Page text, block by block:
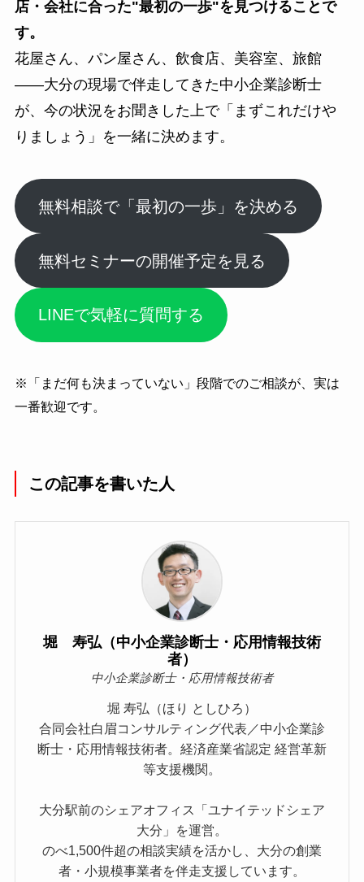
店・会社に合った"最初の一歩"を見つけることで
す。
花屋さん、パン屋さん、飲食店、美容室、旅館
——大分の現場で伴走してきた中小企業診断士
が、今の状況をお聞きした上で「まずこれだけや
りましょう」を一緒に決めます。
無料相談で「最初の一歩」を決める
無料セミナーの開催予定を見る
LINEで気軽に質問する
※「まだ何も決まっていない」段階でのご相談が、実は
一番歓迎です。
この記事を書いた人
堀 寿弘（中小企業診断士・応用情報技術
者）
中小企業診断士・応用情報技術者
堀 寿弘（ほり としひろ）
合同会社白眉コンサルティング代表／中小企業診
断士・応用情報技術者。経済産業省認定 経営革新
等支援機関。
大分駅前のシェアオフィス「ユナイテッドシェア
大分」を運営。
のべ1,500件超の相談実績を活かし、大分の創業
者・小規模事業者を伴走支援しています。